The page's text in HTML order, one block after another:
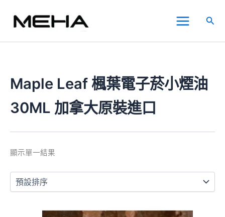
要
Menu
搜
Maple Leaf 楓葉電子菸小煙油
30ML 加拿大原裝進口
顯示單一結果
此